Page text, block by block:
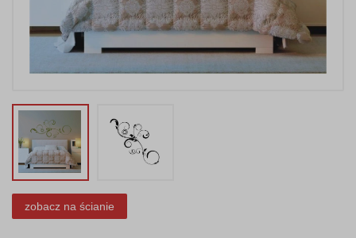
zobacz na ścianie